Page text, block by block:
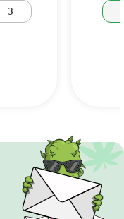
3